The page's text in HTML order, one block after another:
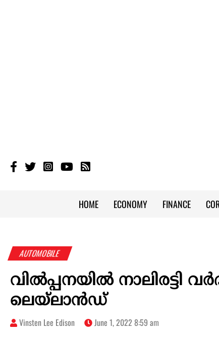
HOME ECONOMY FINANCE
AUTOMOBILE
വിൽപ്പനയിൽ നാലിരട്ടി
ലെയ്‌ലാൻഡ്
Vinsten Lee Edison June 1, 2022 8:59 am